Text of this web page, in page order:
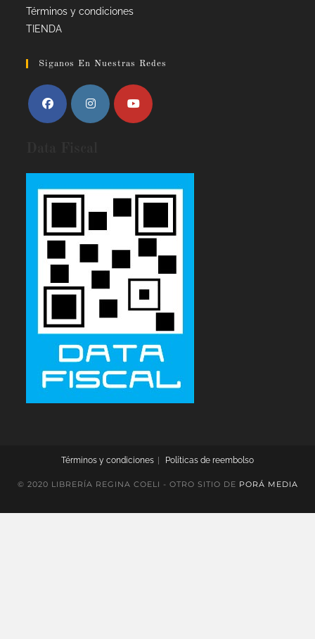
Términos y condiciones
TIENDA
Siganos En Nuestras Redes
Términos y condiciones Políticas de reembolso
© 2020 LIBRERÍA REGINA COELI - OTRO SITIO DE PORÁ MEDIA